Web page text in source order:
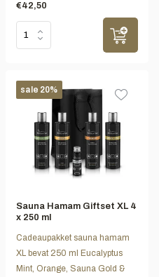
€42,50
sale 20%
Sauna Hamam Giftset XL 4
x 250 ml
Cadeaupakket sauna hamam
XL bevat 250 ml Eucalyptus
Mint, Orange, Sauna Gold &